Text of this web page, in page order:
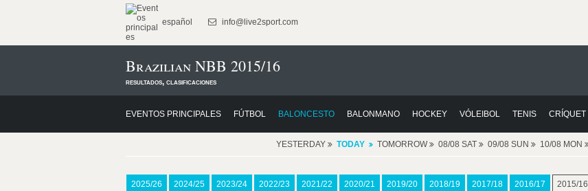
español info@live2sport.com
Brazilian NBB 2015/16
resultados, clasificaciones
EVENTOS PRINCIPALES FÚTBOL BALONCESTO BALONMANO HOCKEY VÓLEIBOL TENIS CRÍQUET
YESTERDAY TODAY TOMORROW 08/08 SAT 09/08 SUN 10/08 MON
2025/26 2024/25 2023/24 2022/23 2021/22 2020/21 2019/20 2018/19 2017/18 2016/17 2015/16